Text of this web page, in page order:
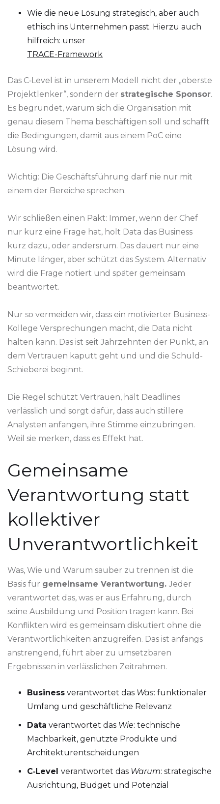
Wie die neue Lösung strategisch, aber auch
ethisch ins Unternehmen passt. Hierzu auch
hilfreich: unser
TRACE-Framework
Das C‑Level ist in unserem Modell nicht der „oberste
Projektlenker“, sondern der strategische Sponsor.
Es begründet, warum sich die Organisation mit
genau diesem Thema beschäftigen soll und schafft
die Bedingungen, damit aus einem PoC eine
Lösung wird.
Wichtig: Die Geschäftsführung darf nie nur mit
einem der Bereiche sprechen.
Wir schließen einen Pakt: Immer, wenn der Chef
nur kurz eine Frage hat, holt Data das Business
kurz dazu, oder andersrum. Das dauert nur eine
Minute länger, aber schützt das System. Alternativ
wird die Frage notiert und später gemeinsam
beantwortet.
Nur so vermeiden wir, dass ein motivierter Business-
Kollege Versprechungen macht, die Data nicht
halten kann. Das ist seit Jahrzehnten der Punkt, an
dem Vertrauen kaputt geht und und die Schuld-
Schieberei beginnt.
Die Regel schützt Vertrauen, hält Deadlines
verlässlich und sorgt dafür, dass auch stillere
Analysten anfangen, ihre Stimme einzubringen.
Weil sie merken, dass es Effekt hat.
Gemeinsame
Verantwortung statt
kollektiver
Unverantwortlichkeit
Was, Wie und Warum sauber zu trennen ist die
Basis für gemeinsame Verantwortung. Jeder
verantwortet das, was er aus Erfahrung, durch
seine Ausbildung und Position tragen kann. Bei
Konflikten wird es gemeinsam diskutiert ohne die
Verantwortlichkeiten anzugreifen. Das ist anfangs
anstrengend, führt aber zu umsetzbaren
Ergebnissen in verlässlichen Zeitrahmen.
Business verantwortet das Was: funktionaler
Umfang und geschäftliche Relevanz
Data verantwortet das Wie: technische
Machbarkeit, genutzte Produkte und
Architekturentscheidungen
C‑Level verantwortet das Warum: strategische
Ausrichtung, Budget und Potenzial